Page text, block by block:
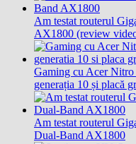
Am testat routerul
AX1800 (review
Gaming cu Acer
generația 10 și placă
Am testat routerul
Dual-Band AX1800